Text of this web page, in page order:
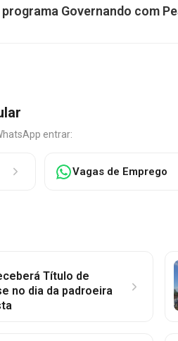
Governando com
entrar:
Vagas de Emprego
Título de
no dia da padroeira